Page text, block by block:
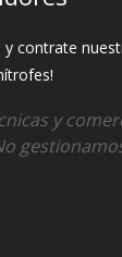
contrate
y